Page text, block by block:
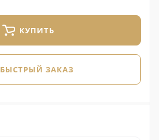
КУПИТЬ
БЫСТРЫЙ ЗАКАЗ